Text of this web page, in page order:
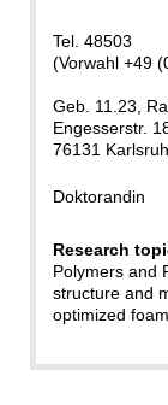
Tel. 48503
(Vorwahl +49
Geb. 11.23,
Engesserstr.
76131
Doktorandin
Research
Polymers and
structure and
optimized